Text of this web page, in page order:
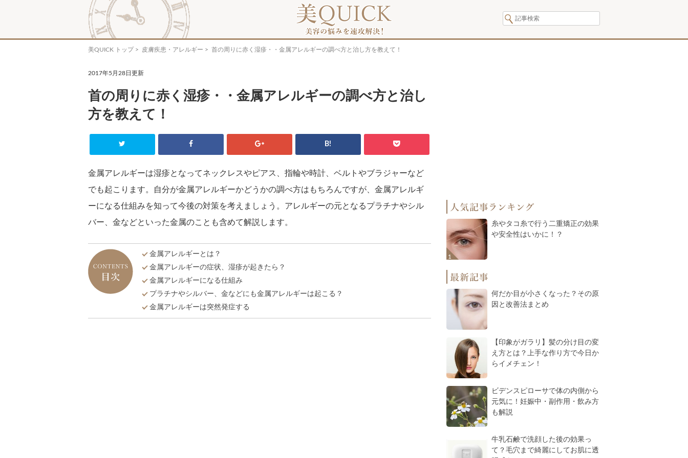
美QUICK トップ> 皮膚疾患・アレルギー > 首の周りに赤く湿疹・・金属アレルギーの調べ方と治し方を教えて！
2017年5月28日更新
首の周りに赤く湿疹・・金属アレルギーの調べ方と治し
方を教えて！
B!
金属アレルギーは湿疹となってネックレスやピアス、指輪や時計、ベルトやブラジャーなど
でも起こります。自分が金属アレルギーかどうかの調べ方はもちろんですが、金属アレルギ
ーになる仕組みを知って今後の対策を考えましょう。アレルギーの元となるプラチナやシル
バー、金などといった金属のことも含めて解説します。
金属アレルギーとは？
金属アレルギーの症状、湿疹が起きたら？
金属アレルギーになる仕組み
プラチナやシルバー、金などにも金属アレルギーは起こる？
金属アレルギーは突然発症する
糸やタコ糸で行う二重矯正の効果
や安全性はいかに！？
何だか目が小さくなった？その原
因と改善法まとめ
【印象がガラリ】髪の分け目の変
え方とは？上手な作り方で今日か
らイメチェン！
ビデンスピローサで体の内側から
元気に！妊娠中・副作用・飲み方
も解説
牛乳石鹸で洗顔した後の効果っ
て？毛穴まで綺麗にしてお肌に透